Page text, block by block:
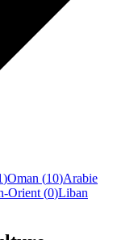
)Oman (10)Arabie
Orient (0)Liban